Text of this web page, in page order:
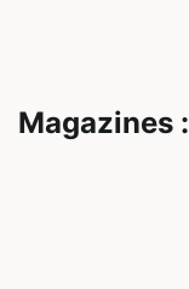
Magazines :